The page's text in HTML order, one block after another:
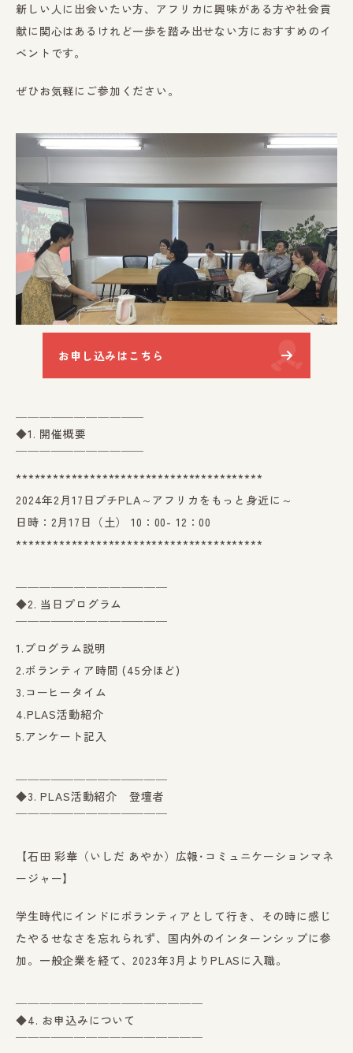
新しい人に出会いたい方、アフリカに興味がある方や社会貢
献に関心はあるけれど一歩を踏み出せない方におすすめのイ
ベントです。
ぜひお気軽にご参加ください。
お申し込みはこちら
◆1. 開催概要
￣￣￣￣￣￣￣￣￣￣￣
****************************************
2024年2月17日プチPLA～アフリカをもっと身近に～
日時：2月17日（土） 10：00- 12：00
****************************************
◆2. 当日プログラム
￣￣￣￣￣￣￣￣￣￣￣￣￣
1.プログラム説明
2.ボランティア時間 (45分ほど)
3.コーヒータイム
4.PLAS活動紹介
5.アンケート記入
◆3. PLAS活動紹介 登壇者
￣￣￣￣￣￣￣￣￣￣￣￣￣
【石田 彩華（いしだ あやか）広報･コミュニケーションマネ
ージャー】
学生時代にインドにボランティアとして行き、その時に感じ
たやるせなさを忘れられず、国内外のインターンシップに参
加。一般企業を経て、2023年3月よりPLASに入職。
◆4. お申込みについて
￣￣￣￣￣￣￣￣￣￣￣￣￣￣￣￣